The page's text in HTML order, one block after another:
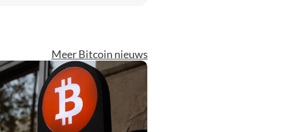
Meer Bitcoin nieuws